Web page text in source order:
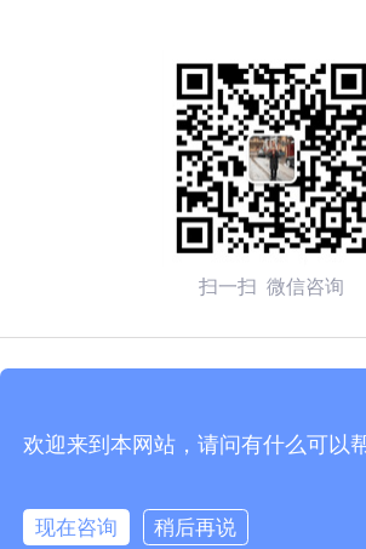
扫一扫 微信咨询
技术支持：化工仪器网管理登陆
欢迎来到本网站，请问有什么可以
现在咨询 稍后再说